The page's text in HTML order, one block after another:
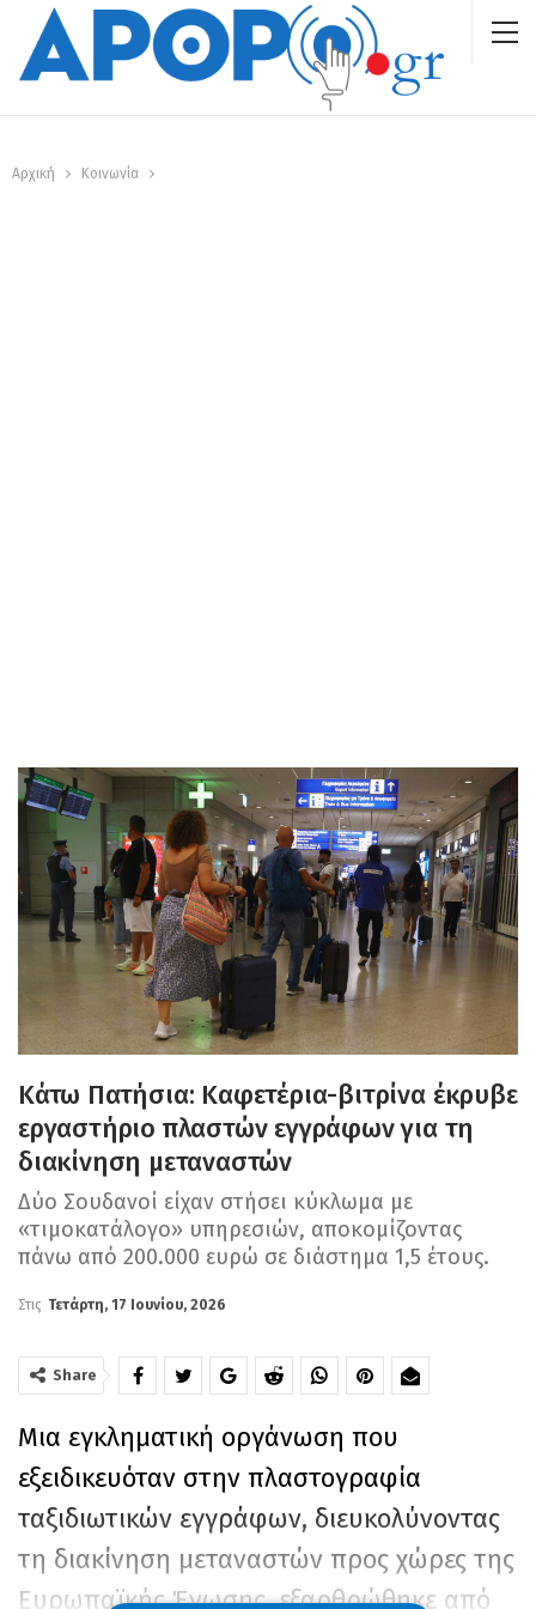
Αρχική Κοινωνία
Κάτω Πατήσια: Καφετέρια-βιτρίνα έκρυβε
εργαστήριο πλαστών εγγράφων για τη
διακίνηση μεταναστών
Δύο Σουδανοί είχαν στήσει κύκλωμα με
«τιμοκατάλογο» υπηρεσιών, αποκομίζοντας
πάνω από 200.000 ευρώ σε διάστημα 1,5 έτους.
Στις Τετάρτη, 17 Ιουνίου, 2026
Share
Μια εγκληματική οργάνωση που
εξειδικευόταν στην πλαστογραφία
ταξιδιωτικών εγγράφων, διευκολύνοντας
τη διακίνηση μεταναστών προς χώρες της
Ευρωπαϊκής Ένωσης, εξαρθρώθηκε από